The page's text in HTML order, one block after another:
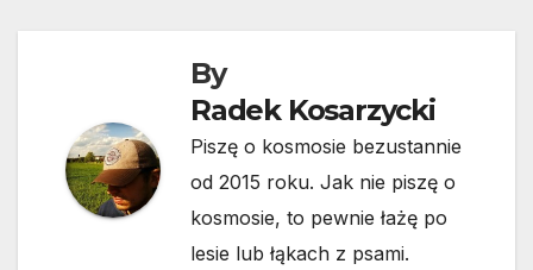
By
Radek Kosarzycki
Piszę o kosmosie bezustannie
od 2015 roku. Jak nie piszę o
kosmosie, to pewnie łażę po
lesie lub łąkach z psami.